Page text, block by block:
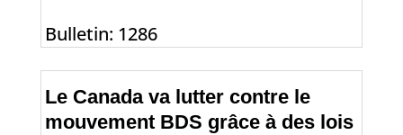
Bulletin: 1286
Le Canada va lutter contre le
mouvement BDS grâce à des lois